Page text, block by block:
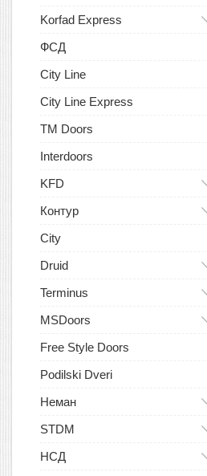
Korfad Express
ФСД
City Line
City Line Express
TM Doors
Interdoors
KFD
Контур
City
Druid
Terminus
MSDoors
Free Style Doors
Podilski Dveri
Неман
STDM
НСД